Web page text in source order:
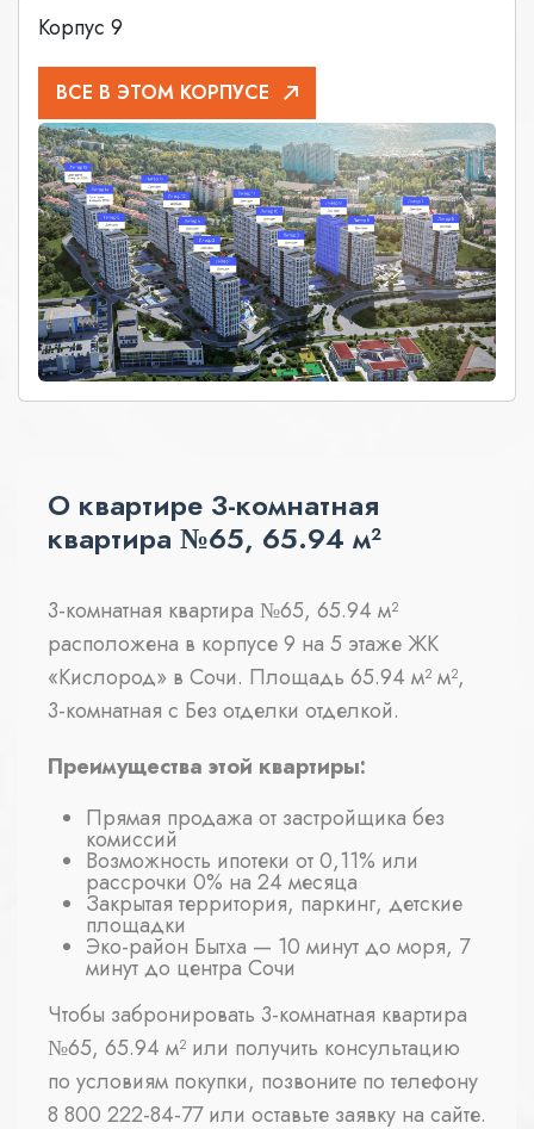
Корпус 9
ВСЕ В ЭТОМ КОРПУСЕ
О квартире 3-комнатная
квартира №65, 65.94 м²
3-комнатная квартира №65, 65.94 м²
расположена в корпусе 9 на 5 этаже ЖК
«Кислород» в Сочи. Площадь 65.94 м² м²,
3-комнатная с Без отделки отделкой.
Преимущества этой квартиры:
Прямая продажа от застройщика без
комиссий
Возможность ипотеки от 0,11% или
рассрочки 0% на 24 месяца
Закрытая территория, паркинг, детские
площадки
Эко-район Бытха — 10 минут до моря, 7
минут до центра Сочи
Чтобы забронировать 3-комнатная квартира
№65, 65.94 м² или получить консультацию
по условиям покупки, позвоните по телефону
8 800 222-84-77 или оставьте заявку на сайте.